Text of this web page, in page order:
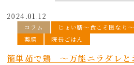
2024.01.12
コラム じょい膳〜食こそ医なり〜
薬膳
院長ごはん